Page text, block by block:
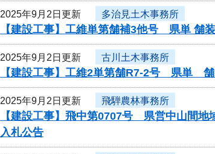
2025年9月2日更新 多治見土木事務所
【建設工事】工維単第舗補3他号 県単 舗
2025年9月2日更新 古川土木事務所
【建設工事】工維2単第舗R7-2号 県単
2025年9月2日更新 飛騨農林事務所
【建設工事】飛中第0707号 県営中山間
入札公告